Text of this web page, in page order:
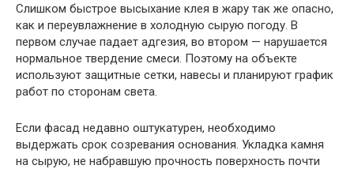
Слишком быстрое высыхание клея в жару так же опасно,
как и переувлажнение в холодную сырую погоду. В
первом случае падает адгезия, во втором — нарушается
нормальное твердение смеси. Поэтому на объекте
используют защитные сетки, навесы и планируют график
работ по сторонам света.
Если фасад недавно оштукатурен, необходимо
выдержать срок созревания основания. Укладка камня
на сырую, не набравшую прочность поверхность почти